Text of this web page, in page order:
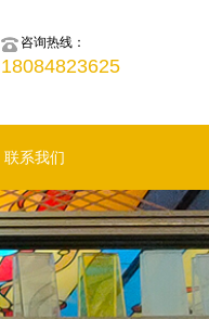
咨询热线：
18084823625
联系我们